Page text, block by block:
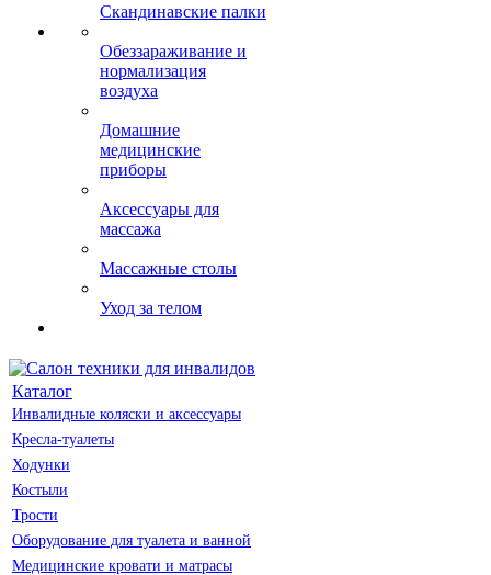
Скандинавские палки
Обеззараживание и
нормализация
воздуха
Домашние
медицинские
приборы
Аксессуары для
массажа
Массажные столы
Уход за телом
Каталог
Инвалидные коляски и аксессуары
Кресла-туалеты
Ходунки
Костыли
Трости
Оборудование для туалета и ванной
Медицинские кровати и матрасы